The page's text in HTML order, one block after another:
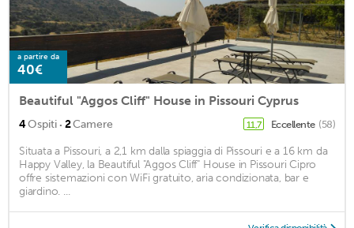
a partire da
40€
Beautiful "Aggos Cliff" House in Pissouri Cyprus
4Ospiti · 2Camere 11,7 Eccellente (58)
Situata a Pissouri, a 2,1 km dalla spiaggia di Pissouri e a 16 km da
Happy Valley, la Beautiful "Aggos Cliff" House in Pissouri Cipro
offre sistemazioni con WiFi gratuito, aria condizionata, bar e
giardino. ...